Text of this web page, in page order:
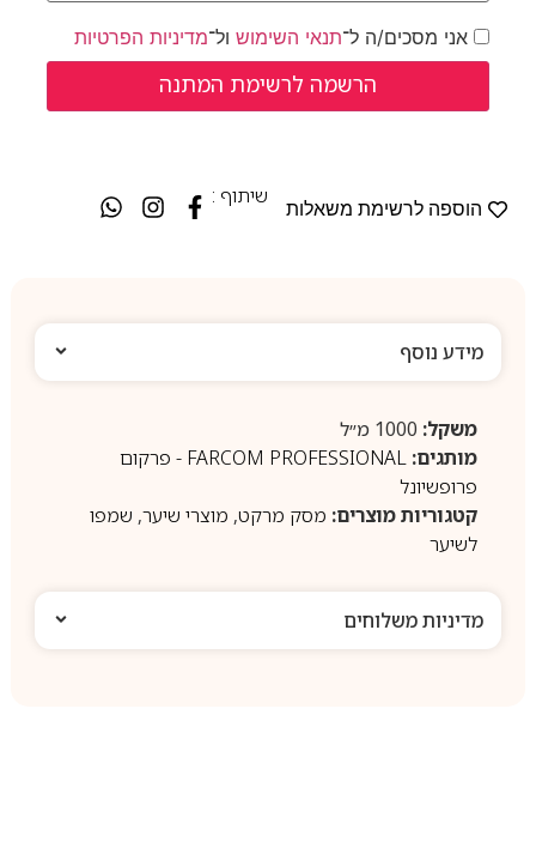
אני מסכים/ה ל־תנאי השימושול־מדיניות הפרטיות
הוספה לרשימת משאלות
שיתוף :
מידע נוסף
משקל:1000 מ״ל
מותגים:
FARCOM PROFESSIONAL - פרקום
פרופשיונל
קטגוריות מוצרים: מסק מרקט, מוצרי שיער, שמפו
לשיער
מדיניות משלוחים